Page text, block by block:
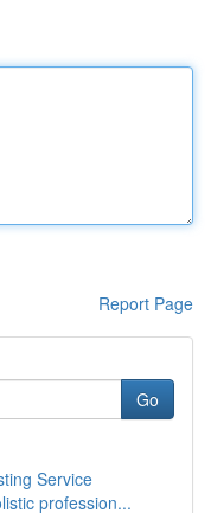
Report Page
Go
Service
profession...